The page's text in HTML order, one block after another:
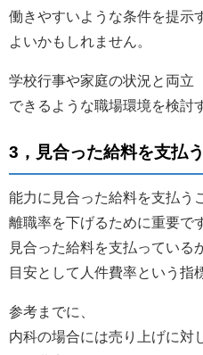
働きやすいような条件を提示
よいかもしれません。
学校行事や家庭の状況と両立
できるような職場環境を検討
3，見合った給料を支払う
能力に見合った給料を支払う
離職率を下げるために重要で
見合った給料を支払っている
目安として人件費率という指
参考までに、
内科の場合には売り上げに対